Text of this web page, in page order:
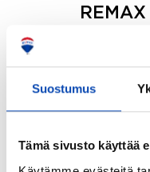
Suostumus
Tämä sivusto käyttää
ostajille.
Tee